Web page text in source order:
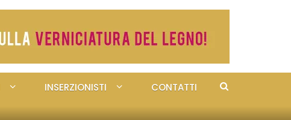
INSERZIONISTI CONTATTI